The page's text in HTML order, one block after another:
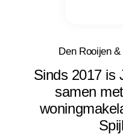
Den Rooijen
Sinds 2017 is
samen